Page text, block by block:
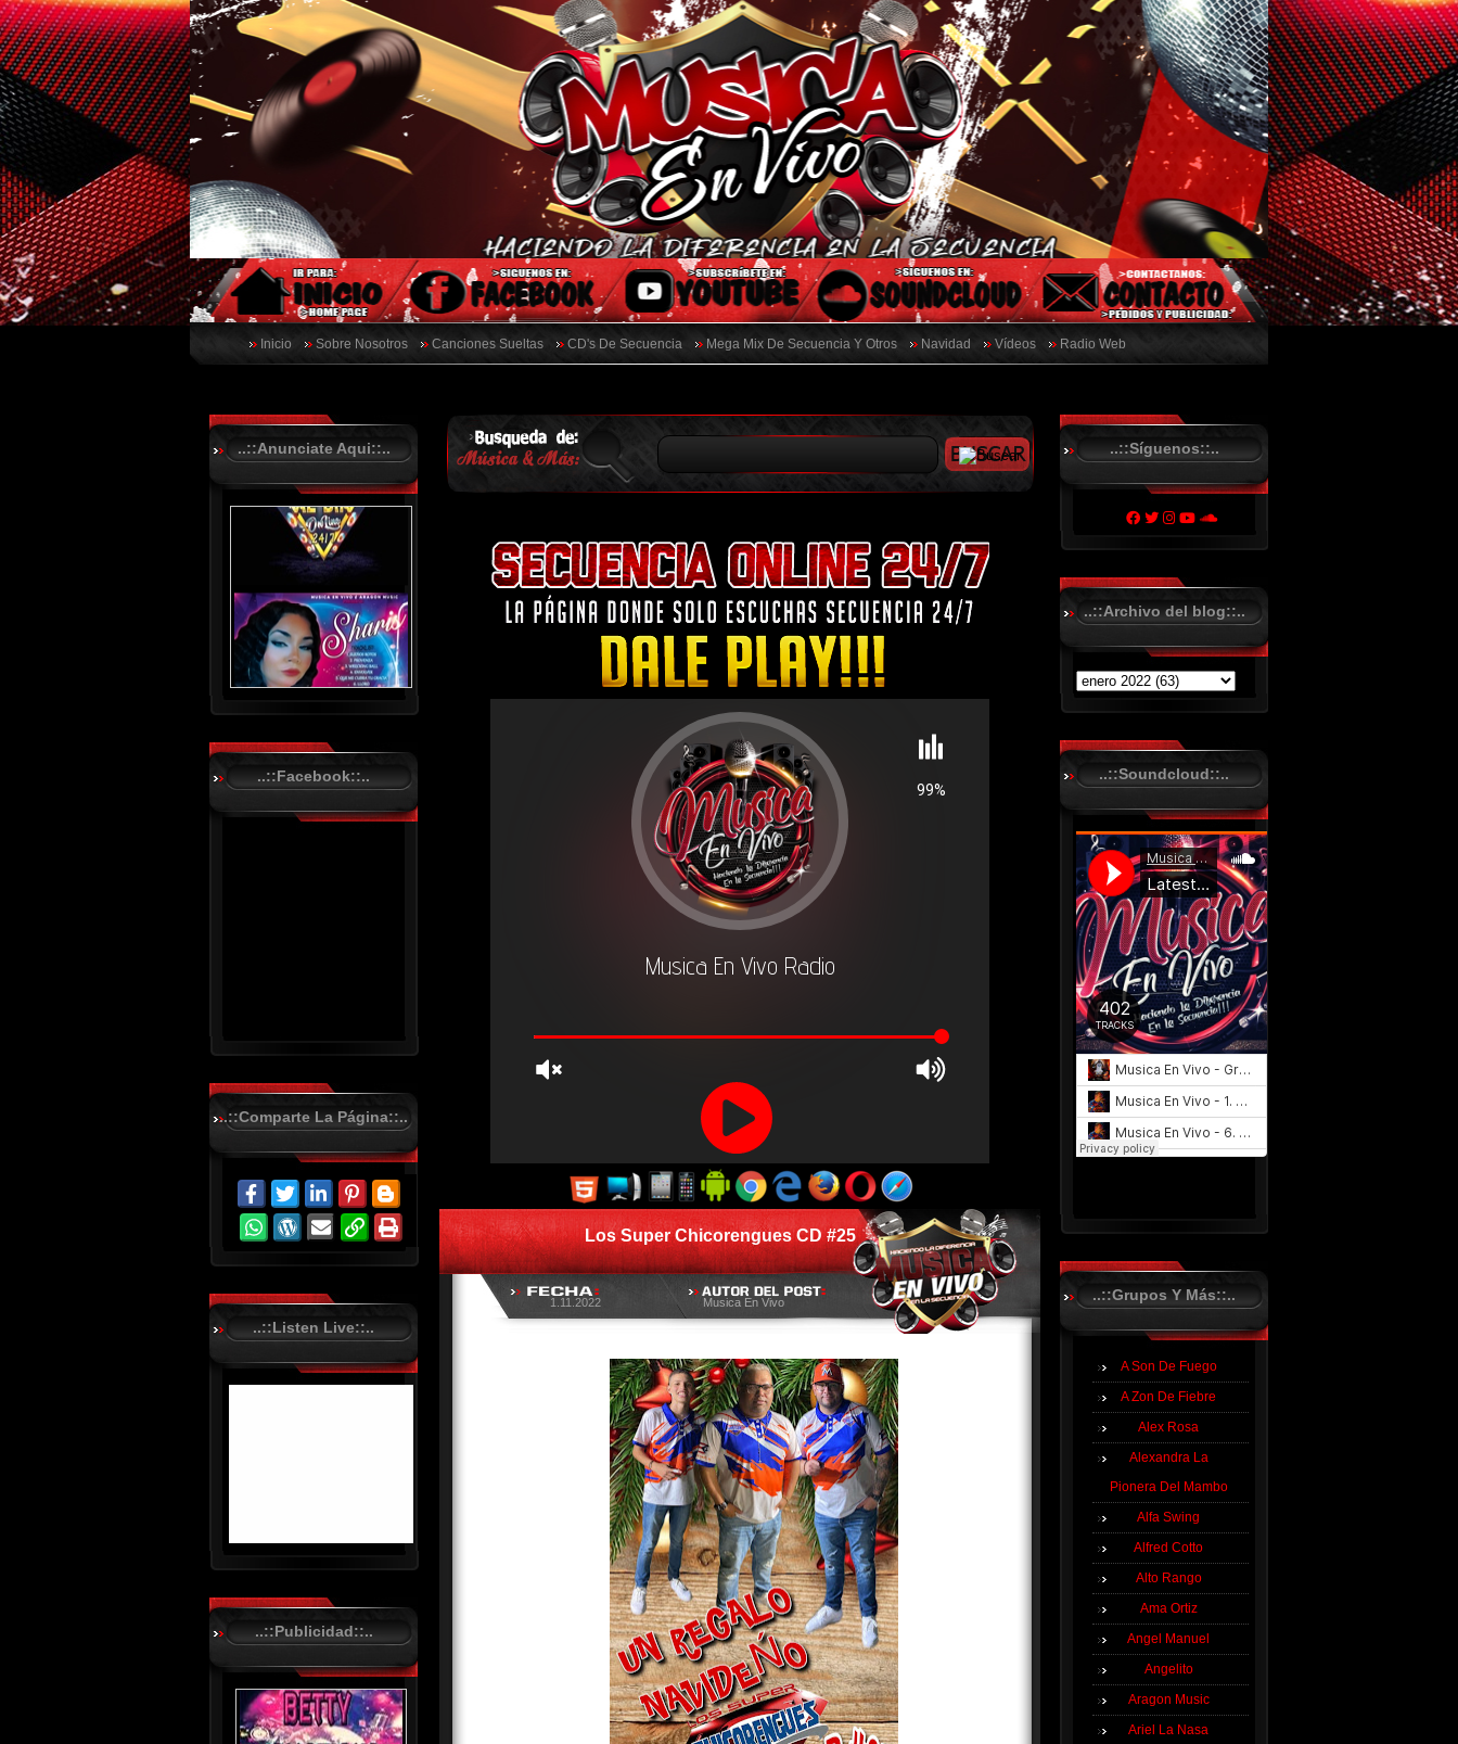
Inicio Sobre Nosotros Canciones Sueltas CD's De Secuencia Mega Mix De Secuencia Y Otros Navidad Vídeos Radio Web
..::Anunciate Aqui::..
..::Facebook::..
..::Comparte La Página::..
..::Listen Live::..
A
S
..::Publicidad::..
A
T
.
N
Los Super Chicorengues CD #25
1.11.2022 Musica En Vivo
..::Síguenos::..
..::Archivo del blog::..
..::Soundcloud::..
..::Grupos Y Más::..
A Son De Fuego
A Zon De Fiebre
Alex Rosa
Alexandra La
Pionera Del Mambo
Alfa Swing
Alfred Cotto
Alto Rango
Ama Ortiz
Angel Manuel
Angelito
Aragon Music
Ariel La Nasa